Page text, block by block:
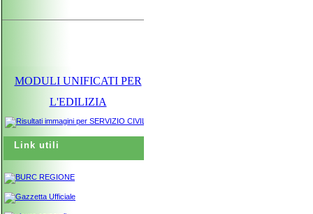
MODULI UNIFICATI PER
L'EDILIZIA
Link utili